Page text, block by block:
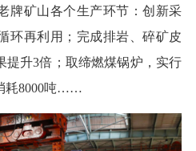
牌矿山各个生产环节：创新采
环再利用；完成排岩、碎矿皮
提升3倍；取缔燃煤锅炉，实行
耗8000吨……